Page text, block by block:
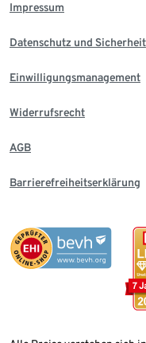
Impressum
Datenschutz und Sicherheit
Einwilligungsmanagement
Widerrufsrecht
AGB
Barrierefreiheitserklärung